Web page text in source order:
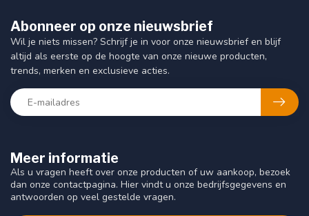
Meer informatie
Als u vragen heeft over onze producten of uw aankoop, bezoek
dan onze contactpagina. Hier vindt u onze bedrijfsgegevens en
antwoorden op veel gestelde vragen.
Abonneer op onze nieuwsbrief
Wil je niets missen? Schrijf je in voor onze nieuwsbrief en blijf
altijd als eerste op de hoogte van onze nieuwe producten,
trends, merken en exclusieve acties.